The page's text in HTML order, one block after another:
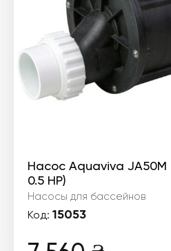
Насос Aquaviva JA50M
0.5 HP)
Насосы для бассейнов
Код: 15053